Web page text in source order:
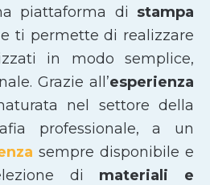
piattaforma di stampa
ti permette di realizzare
in modo semplice,
Grazie all’esperienza
nel settore della
professionale, a un
sempre disponibile e
di materiali e